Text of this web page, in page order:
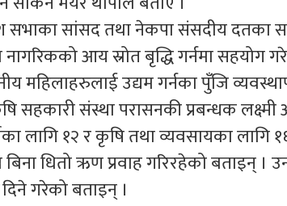
सभाका सांसद तथा नेकपा संसदीय दतका
आय स्रोत बृद्धि गर्नमा सहयोग
महिलाहरुलाई उद्यम गर्नका पुँजि
सहकारी संस्था परासनकी प्रबन्धक
लागि १२ र कृषि तथा व्यवसायका लागि
धितो ऋण प्रवाह गरिरहेको बताइन् ।
गरेको बताइन् ।